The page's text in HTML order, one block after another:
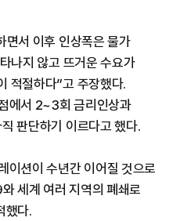
면서 이후 인상폭은 물가
나지 않고 뜨거운 수요가
적절하다”고 주장했다.
에서 2~3회 금리인상과
판단하기 이르다고 했다.
이션이 수년간 이어질 것으로
세계 여러 지역의 폐쇄로
했다.